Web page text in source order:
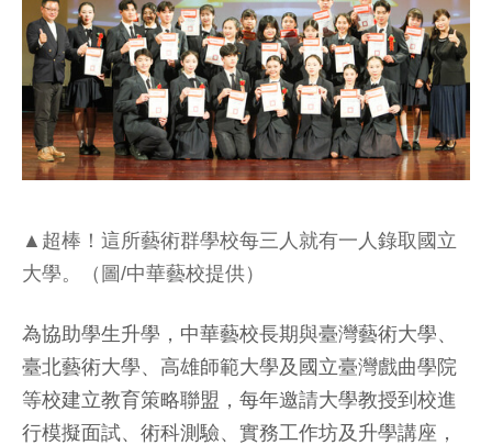
▲超棒！這所藝術群學校每三人就有一人錄取國立
大學。（圖/中華藝校提供）
為協助學生升學，中華藝校長期與臺灣藝術大學、
臺北藝術大學、高雄師範大學及國立臺灣戲曲學院
等校建立教育策略聯盟，每年邀請大學教授到校進
行模擬面試、術科測驗、實務工作坊及升學講座，